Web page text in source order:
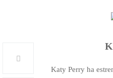
Katy Perry ha